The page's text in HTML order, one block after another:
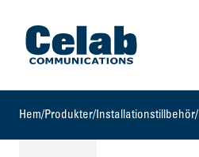
Gå till startsidan
Hem/Produkter/ Installationstillbehör/